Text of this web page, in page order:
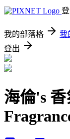
我的部落格 我
登出
海倫's